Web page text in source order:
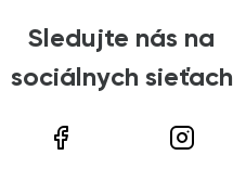
Sledujte nás na
sociálnych sieťach